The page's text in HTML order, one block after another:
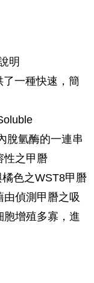
明
一種快速，簡
脫氫酶的一連串
性之甲䐶
色之WST8甲䐶
由偵測甲䐶之吸
增殖多寡，進